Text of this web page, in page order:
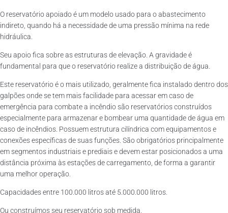
O reservatório apoiado é um modelo usado para o abastecimento
indireto, quando há a necessidade de uma pressão mínima na rede
hidráulica.
Seu apoio fica sobre as estruturas de elevação. A gravidade é
fundamental para que o reservatório realize a distribuição de água.
Este reservatório é o mais utilizado, geralmente fica instalado dentro dos
galpões onde se tem mais facilidade para acessar em caso de
emergência para combate a incêndio são reservatórios construídos
especialmente para armazenar e bombear uma quantidade de água em
caso de incêndios. Possuem estrutura cilíndrica com equipamentos e
conexões específicas de suas funções. São obrigatórios principalmente
em segmentos industriais e prediais e devem estar posicionados a uma
distância próxima às estações de carregamento, de forma a garantir
uma melhor operação.
Capacidades entre 100.000 litros até 5.000.000 litros.
Ou construímos seu reservatório sob medida.